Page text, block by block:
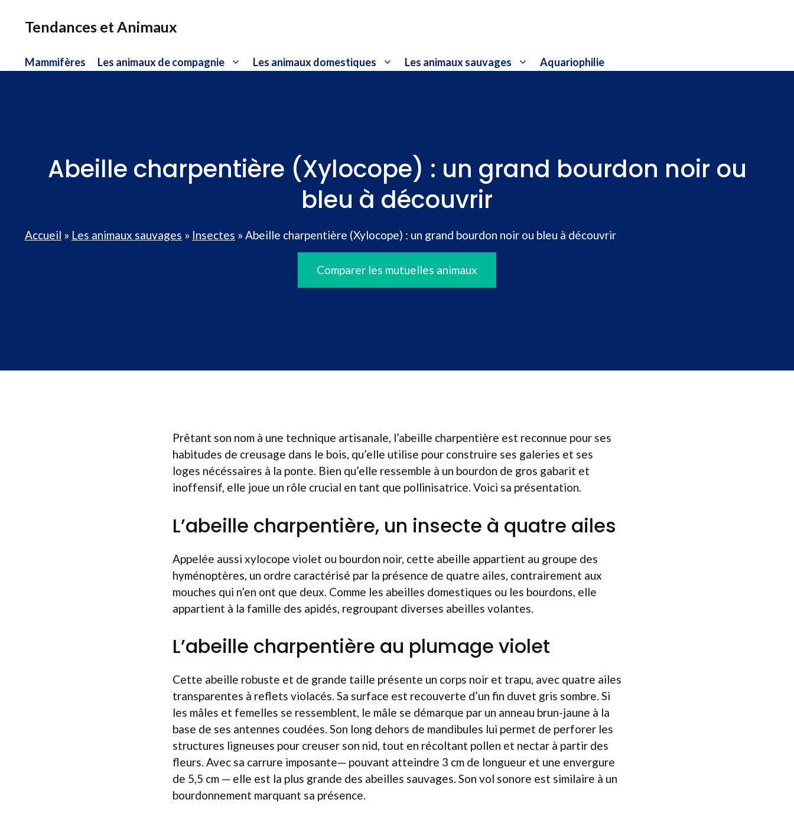
Tendances et Animaux
Mammifères Les animaux de compagnie Les animaux domestiques Les animaux sauvages Aquariophilie
Abeille charpentière (Xylocope) : un grand bourdon noir ou
bleu à découvrir
Accueil » Les animaux sauvages » Insectes » Abeille charpentière (Xylocope) : un grand bourdon noir ou bleu à découvrir
Comparer les mutuelles animaux
Prêtant son nom à une technique artisanale, l’abeille charpentière est reconnue pour ses
habitudes de creusage dans le bois, qu’elle utilise pour construire ses galeries et ses
loges nécéssaires à la ponte. Bien qu’elle ressemble à un bourdon de gros gabarit et
inoffensif, elle joue un rôle crucial en tant que pollinisatrice. Voici sa présentation.
L’abeille charpentière, un insecte à quatre ailes
Appelée aussi xylocope violet ou bourdon noir, cette abeille appartient au groupe des
hyménoptères, un ordre caractérisé par la présence de quatre ailes, contrairement aux
mouches qui n’en ont que deux. Comme les abeilles domestiques ou les bourdons, elle
appartient à la famille des apidés, regroupant diverses abeilles volantes.
L’abeille charpentière au plumage violet
Cette abeille robuste et de grande taille présente un corps noir et trapu, avec quatre ailes
transparentes à reflets violacés. Sa surface est recouverte d’un fin duvet gris sombre. Si
les mâles et femelles se ressemblent, le mâle se démarque par un anneau brun-jaune à la
base de ses antennes coudées. Son long dehors de mandibules lui permet de perforer les
structures ligneuses pour creuser son nid, tout en récoltant pollen et nectar à partir des
fleurs. Avec sa carrure imposante— pouvant atteindre 3 cm de longueur et une envergure
de 5,5 cm — elle est la plus grande des abeilles sauvages. Son vol sonore est similaire à un
bourdonnement marquant sa présence.